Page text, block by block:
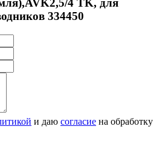
4 TK, для
334450
и даю согласие на обработку